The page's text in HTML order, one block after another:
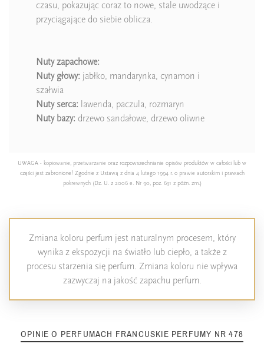
czasu, pokazując coraz to nowe, stale uwodzące i
przyciągające do siebie oblicza.
Nuty zapachowe:
Nuty głowy: jabłko, mandarynka, cynamon i
szałwia
Nuty serca: lawenda, paczula, rozmaryn
Nuty bazy: drzewo sandałowe, drzewo oliwne
UWAGA - kopiowanie, przetwarzanie oraz rozpowszechnianie opisów produktów w całości lub w
części jest zabronione! Zgodnie z Ustawą z dnia 4 lutego 1994 r. o prawie autorskim i prawach
pokrewnych (Dz. U. z 2006 e. Nr 90, poz. 631 z późn. zm.)
Zmiana koloru perfum jest naturalnym procesem, który
wynika z ekspozycji na światło lub ciepło, a także z
procesu starzenia się perfum. Zmiana koloru nie wpływa
zazwyczaj na jakość zapachu perfum.
OPINIE O PERFUMACH FRANCUSKIE PERFUMY NR 478